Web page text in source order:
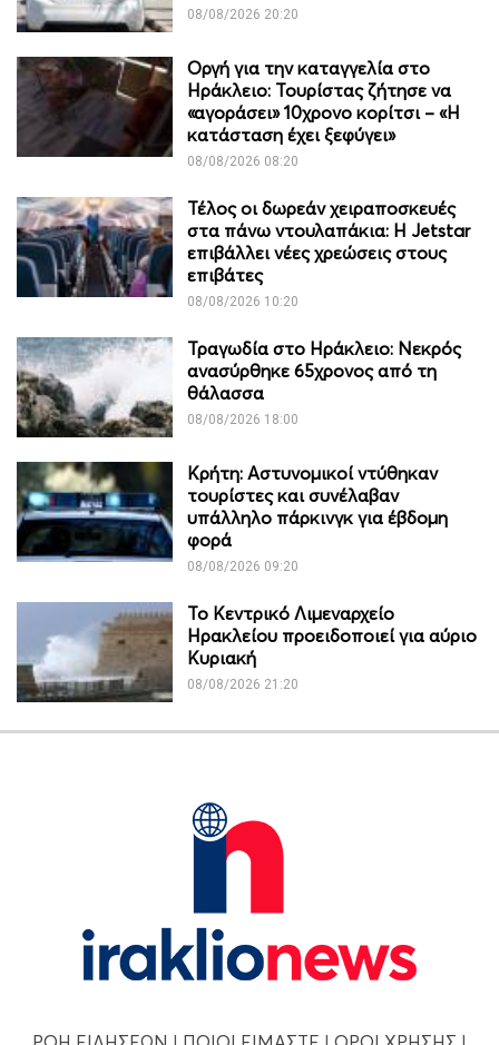
08/08/2026 20:20
Οργή για την καταγγελία στο
Ηράκλειο: Τουρίστας ζήτησε να
«αγοράσει» 10χρονο κορίτσι – «Η
κατάσταση έχει ξεφύγει»
08/08/2026 08:20
Τέλος οι δωρεάν χειραποσκευές
στα πάνω ντουλαπάκια: Η Jetstar
επιβάλλει νέες χρεώσεις στους
επιβάτες
08/08/2026 10:20
Τραγωδία στο Ηράκλειο: Νεκρός
ανασύρθηκε 65χρονος από τη
θάλασσα
08/08/2026 18:00
Κρήτη: Αστυνομικοί ντύθηκαν
τουρίστες και συνέλαβαν
υπάλληλο πάρκινγκ για έβδομη
φορά
08/08/2026 09:20
Το Κεντρικό Λιμεναρχείο
Ηρακλείου προειδοποιεί για αύριο
Κυριακή
08/08/2026 21:20